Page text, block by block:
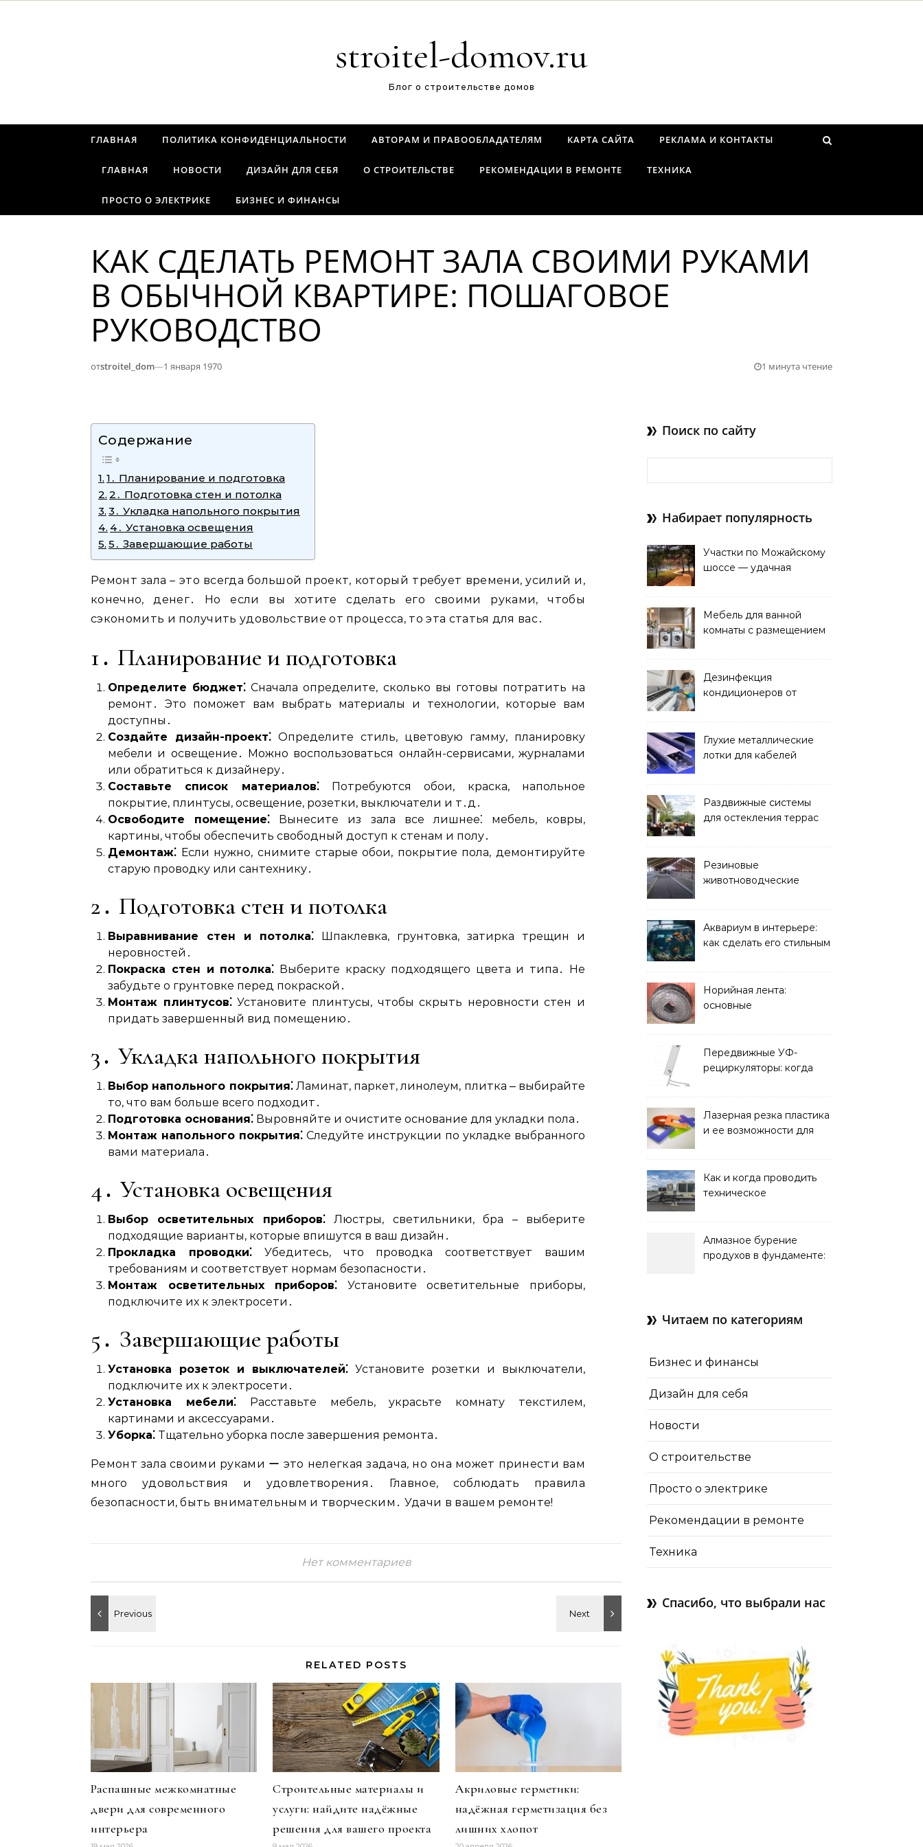
stroitel-domov.ru
Блог о строительстве домов
ГЛАВНАЯ ПОЛИТИКА КОНФИДЕНЦИАЛЬНОСТИ АВТОРАМ И ПРАВООБЛАДАТЕЛЯМ КАРТА САЙТА РЕКЛАМА И КОНТАКТЫ
ГЛАВНАЯ НОВОСТИ ДИЗАЙН ДЛЯ СЕБЯ О СТРОИТЕЛЬСТВЕ РЕКОМЕНДАЦИИ В РЕМОНТЕ ТЕХНИКА
ПРОСТО О ЭЛЕКТРИКЕ БИЗНЕС И ФИНАНСЫ
КАК СДЕЛАТЬ РЕМОНТ ЗАЛА СВОИМИ РУКАМИ
В ОБЫЧНОЙ КВАРТИРЕ: ПОШАГОВОЕ
РУКОВОДСТВО
отstroitel_dom—1 января 1970 1 минута чтение
Содержание
1․ Планирование и подготовка
2․ Подготовка стен и потолка
3․ Укладка напольного покрытия
4․ Установка освещения
5․ Завершающие работы
Ремонт зала – это всегда большой проект, который требует времени, усилий и,
конечно, денег․ Но если вы хотите сделать его своими руками, чтобы
сэкономить и получить удовольствие от процесса, то эта статья для вас․
1․ Планирование и подготовка
Определите бюджет⁚ Сначала определите, сколько вы готовы потратить на
ремонт․ Это поможет вам выбрать материалы и технологии, которые вам
доступны․
Создайте дизайн-проект⁚ Определите стиль, цветовую гамму, планировку
мебели и освещение․ Можно воспользоваться онлайн-сервисами, журналами
или обратиться к дизайнеру․
Составьте список материалов⁚Потребуются обои, краска, напольное
покрытие, плинтусы, освещение, розетки, выключатели и т․д․
Освободите помещение⁚ Вынесите из зала все лишнее⁚ мебель, ковры,
картины, чтобы обеспечить свободный доступ к стенам и полу․
Демонтаж⁚ Если нужно, снимите старые обои, покрытие пола, демонтируйте
старую проводку или сантехнику․
2․ Подготовка стен и потолка
Выравнивание стен и потолка⁚ Шпаклевка, грунтовка, затирка трещин и
неровностей․
Покраска стен и потолка⁚ Выберите краску подходящего цвета и типа․ Не
забудьте о грунтовке перед покраской․
Монтаж плинтусов⁚Установите плинтусы, чтобы скрыть неровности стен и
придать завершенный вид помещению․
3․ Укладка напольного покрытия
Выбор напольного покрытия⁚Ламинат, паркет, линолеум, плитка ‒ выбирайте
то, что вам больше всего подходит․
Подготовка основания⁚ Выровняйте и очистите основание для укладки пола․
Монтаж напольного покрытия⁚ Следуйте инструкции по укладке выбранного
вами материала․
4․ Установка освещения
Выбор осветительных приборов⁚Люстры, светильники, бра – выберите
подходящие варианты, которые впишутся в ваш дизайн․
Прокладка проводки⁚Убедитесь, что проводка соответствует вашим
требованиям и соответствует нормам безопасности․
Монтаж осветительных приборов⁚ Установите осветительные приборы,
подключите их к электросети․
5․ Завершающие работы
Установка розеток и выключателей⁚ Установите розетки и выключатели,
подключите их к электросети․
Установка мебели⁚Расставьте мебель, украсьте комнату текстилем,
картинами и аксессуарами․
Уборка⁚ Тщательно уборка после завершения ремонта․
Ремонт зала своими руками ー это нелегкая задача, но она может принести вам
много удовольствия и удовлетворения․ Главное, соблюдать правила
безопасности, быть внимательным и творческим․ Удачи в вашем ремонте!
Нет комментариев
RELATED POSTS
Распашные межкомнатные
двери для современного
интерьера
Строительные материалы и
услуги: найдите надёжные
решения для вашего проекта
Акриловые герметики:
надёжная герметизация без
лишних хлопот
Поиск по сайту
Набирает популярность
Участки по Можайскому
шоссе — удачная
Мебель для ванной
комнаты с размещением
Дезинфекция
кондиционеров от
Глухие металлические
лотки для кабелей
Раздвижные системы
для остекления террас
Резиновые
животноводческие
решать
Аквариум в интерьере:
как сделать его стильным
Норийная лента:
основные
и советы по выбору
Передвижные УФ-
рециркуляторы: когда
Лазерная резка пластика
и ее возможности для
Как и когда проводить
техническое
Алмазное бурение
продухов в фундаменте:
Читаем по категориям
Бизнес и финансы
Дизайн для себя
Новости
О строительстве
Просто о электрике
Рекомендации в ремонте
Техника
Спасибо, что выбрали нас